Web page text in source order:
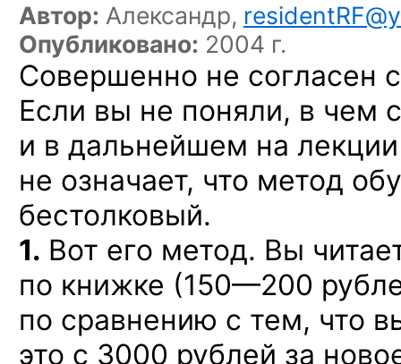
Автор: Александр,
Опубликовано: 2004 г.
Совершенно не согласен
Если вы не поняли, в чем
и в дальнейшем на
не означает, что метод
бестолковый.
1. Вот его метод. Вы
по книжке (150—200
по сравнению с тем, что
это с 3000 рублей за